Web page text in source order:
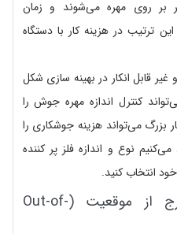
بر روی مهره می‌شوند و زمان
ترتیب در هزینه کار با دستگاه
قابل انکار در بهینه سازی شکل
کنترل اندازه مهره جوش را
بزرگ می‌تواند هزینه جوشکاری را
می‌کنیم نوع و اندازه فلز پر کننده
انتخاب کنید.
۴. قابلیت جوشکاری خارج از موقعیت (Out-of-